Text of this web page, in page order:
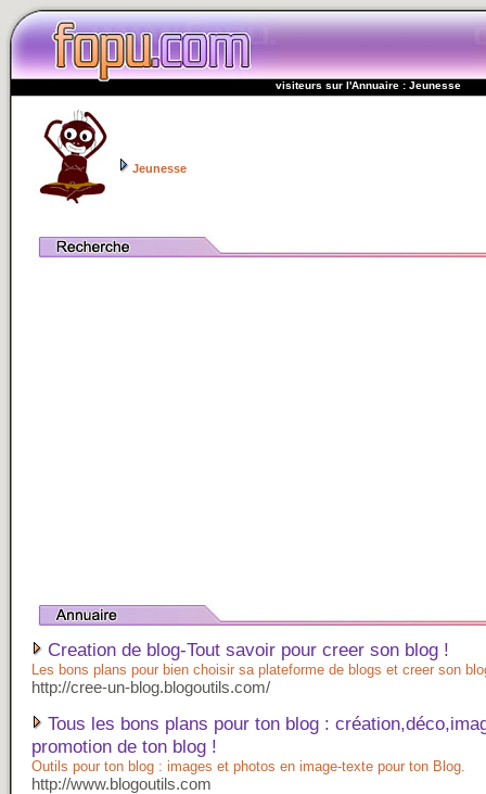
visiteurs sur l'Annuaire : Jeunesse
Jeunesse
Creation de blog-Tout savoir pour creer son blog !
Les bons plans pour bien choisir sa plateforme de blogs et creer son
http://cree-un-blog.blogoutils.com/
Tous les bons plans pour ton blog :
promotion de ton blog !
Outils pour ton blog : images et photos en image-texte pour ton Blog.
http://www.blogoutils.com